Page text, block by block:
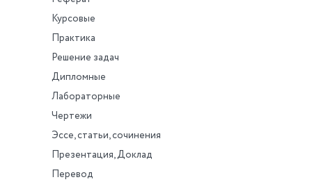
Курсовые
Практика
Решение задач
Дипломные
Лабораторные
Чертежи
Эссе, статьи, сочинения
Презентация, Доклад
Перевод